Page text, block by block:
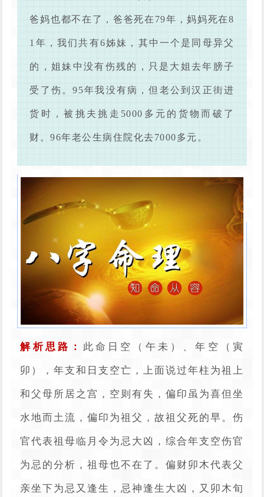
爸妈也都不在了，爸爸死在79年，妈妈死在8
1年，我们共有6姊妹，其中一个是同母异父
的，姐妹中没有伤残的，只是大姐去年膀子
受了伤。95年我没有病，但老公到汉正街进
货时，被挑夫挑走5000多元的货物而破了
财。96年老公生病住院化去7000多元。
解析思路： 此命日空（午未）、年空（寅
卯），年支和日支空亡，上面说过年柱为祖上
和父母所居之宫，空则有失，偏印虽为喜但坐
水地而土流，偏印为祖父，故祖父死的早。伤
官代表祖母临月令为忌大凶，综合年支空伤官
为忌的分析，祖母也不在了。偏财卯木代表父
亲坐下为忌又逢生，忌神逢生大凶，又卯木旬